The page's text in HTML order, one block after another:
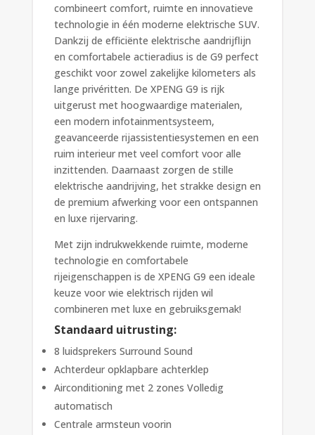
combineert comfort, ruimte en innovatieve
technologie in één moderne elektrische SUV.
Dankzij de efficiënte elektrische aandrijflijn
en comfortabele actieradius is de G9 perfect
geschikt voor zowel zakelijke kilometers als
lange privéritten. De XPENG G9 is rijk
uitgerust met hoogwaardige materialen,
een modern infotainmentsysteem,
geavanceerde rijassistentiesystemen en een
ruim interieur met veel comfort voor alle
inzittenden. Daarnaast zorgen de stille
elektrische aandrijving, het strakke design en
de premium afwerking voor een ontspannen
en luxe rijervaring.
Met zijn indrukwekkende ruimte, moderne
technologie en comfortabele
rijeigenschappen is de XPENG G9 een ideale
keuze voor wie elektrisch rijden wil
combineren met luxe en gebruiksgemak!
Standaard uitrusting:
8 luidsprekers Surround Sound
Achterdeur opklapbare achterklep
Airconditioning met 2 zones Volledig
automatisch
Centrale armsteun voorin